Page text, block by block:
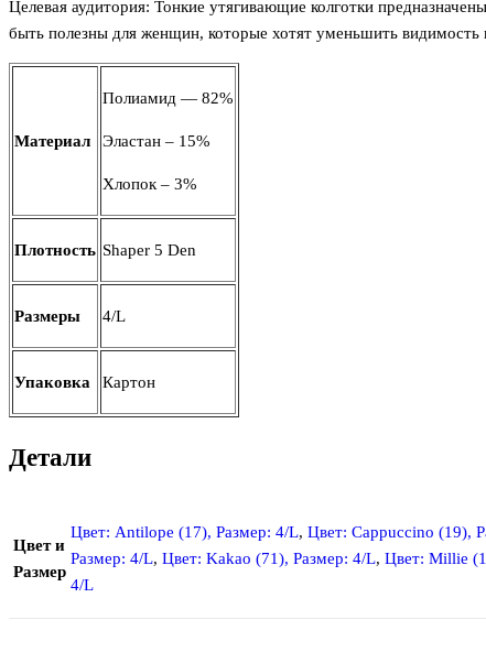
Целевая аудитория: Тонкие утягивающие колготки
быть полезны для женщин, которые хотят уменьшить видимость
Материал
Полиамид — 82%
Эластан – 15%
Хлопок – 3%
Плотность Shaper 5 Den
Размеры 4/L
Упаковка Картон
Детали
Цвет и
Размер
Цвет: Antilope (17), Размер: 4/L, Цвет: Cappuccino (19),
Размер: 4/L, Цвет: Kakao (71), Размер: 4/L, Цвет: Millie
4/L